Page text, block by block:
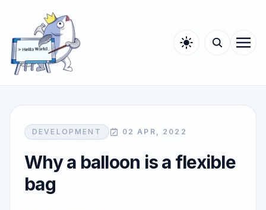
DEVELOPMENT 02 APR, 2022
Why a balloon is a flexible
bag